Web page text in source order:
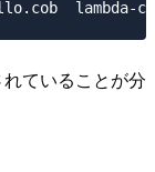
ていることが分